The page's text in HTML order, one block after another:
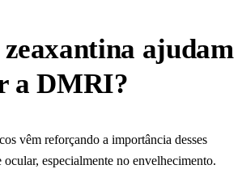
ajudam
a DMRI?
vêm reforçando a importância desses
ocular, especialmente no envelhecimento.